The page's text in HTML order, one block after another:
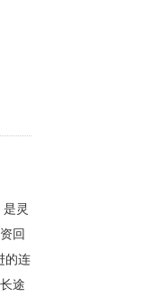
灵
回
的连
途